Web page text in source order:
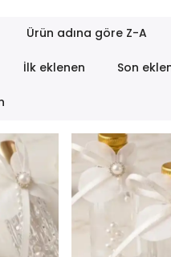
Ürün adına göre Z-A
İlk eklenen Son